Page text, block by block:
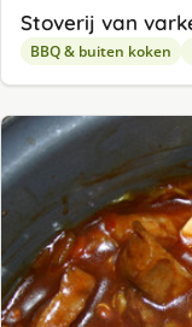
Stoverij van
BBQ & buiten koken